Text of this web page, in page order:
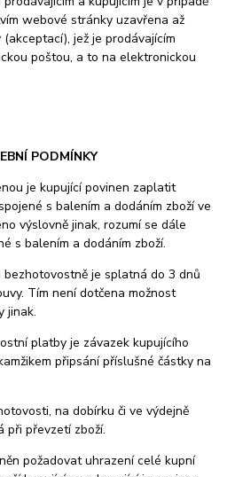
webové stránky uzavřena až
jež je prodávajícím
poštou, a to na elektronickou
PODMÍNKY
je kupující povinen zaplatit
s balením a dodáním zboží ve
výslovně jinak, rozumí se dále
s balením a dodáním zboží.
je splatná do 3 dnů
Tím není dotčena možnost
jinak.
platby je závazek kupujícího
připsání příslušné částky na
na dobírku či ve výdejně
při převzetí zboží.
požadovat uhrazení celé kupní